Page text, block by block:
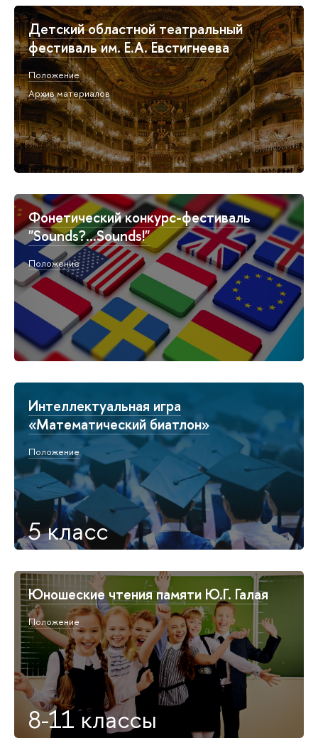
Детский областной театральный
фестиваль им. Е.А. Евстигнеева
Положение
Архив материалов
Фонетический конкурс-фестиваль
"Sounds?...Sounds!"
Положение
Интеллектуальная игра
«Математический биатлон»
Положение
5 класс
Юношеские чтения памяти Ю.Г. Галая
Положение
8-11 классы